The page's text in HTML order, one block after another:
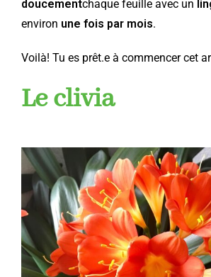
doucementchaque feuille avec un
environ une fois par mois.
Voilà! Tu es prêt.e à commencer cet
Le clivia